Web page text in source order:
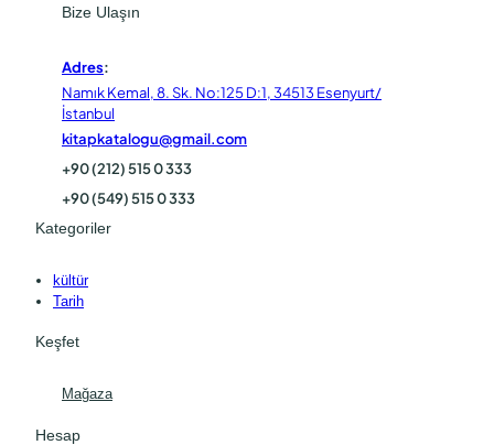
Bize Ulaşın
Adres:
Namık Kemal, 8. Sk. No:125 D:1, 34513 Esenyurt/
İstanbul
kitapkatalogu@gmail.com
+90 (212) 515 0 333
+90 (549) 515 0 333
Kategoriler
kültür
Tarih
Keşfet
Mağaza
Hesap